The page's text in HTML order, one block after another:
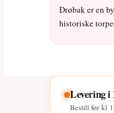
Drøbak er en
historiske
Levering i
Bestill før kl